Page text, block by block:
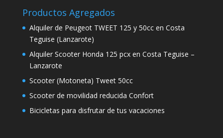
Productos Agregados
Alquiler de Peugeot TWEET 125 y 50cc en Costa
Teguise (Lanzarote)
Alquiler Scooter Honda 125 pcx en Costa Teguise –
Lanzarote
Scooter (Motoneta) Tweet 50cc
Scooter de movilidad reducida Confort
Bicicletas para disfrutar de tus vacaciones